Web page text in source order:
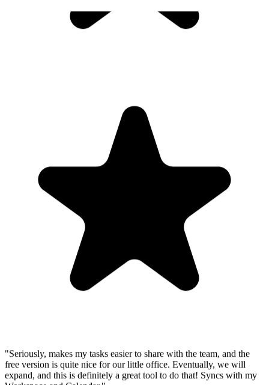
"Seriously, makes my tasks easier to share with the team, and the
free version is quite nice for our little office. Eventually, we will
expand, and this is definitely a great tool to do that! Syncs with my
Workspace and Calendar."